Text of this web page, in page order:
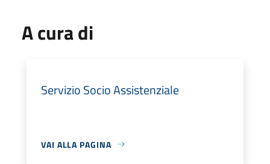
A cura di
Servizio Socio Assistenziale
VAI ALLA PAGINA